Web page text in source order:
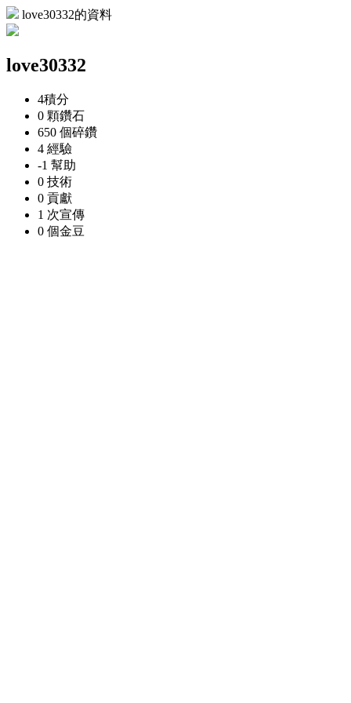
love30332的資料
love30332
4積分
0 顆鑽石
650 個碎鑽
4 經驗
-1 幫助
0 技術
0 貢獻
1 次宣傳
0 個金豆